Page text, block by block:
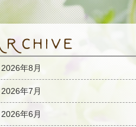
2026年8月
2026年7月
2026年6月